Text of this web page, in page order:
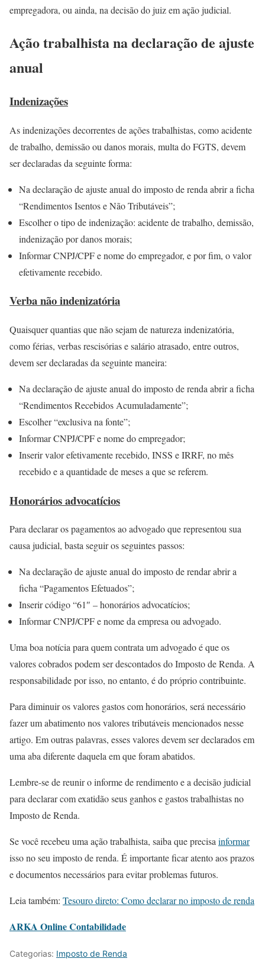
empregadora, ou ainda, na decisão do juiz em ação judicial.
Ação trabalhista na declaração de ajuste
anual
Indenizações
As indenizações decorrentes de ações trabalhistas, como acidente
de trabalho, demissão ou danos morais, multa do FGTS, devem
ser declaradas da seguinte forma:
Na declaração de ajuste anual do imposto de renda abrir a ficha
“Rendimentos Isentos e Não Tributáveis”;
Escolher o tipo de indenização: acidente de trabalho, demissão,
indenização por danos morais;
Informar CNPJ/CPF e nome do empregador, e por fim, o valor
efetivamente recebido.
Verba não indenizatória
Quaisquer quantias que não sejam de natureza indenizatória,
como férias, verbas rescisórias e salário atrasado, entre outros,
devem ser declaradas da seguinte maneira:
Na declaração de ajuste anual do imposto de renda abrir a ficha
“Rendimentos Recebidos Acumuladamente”;
Escolher “exclusiva na fonte”;
Informar CNPJ/CPF e nome do empregador;
Inserir valor efetivamente recebido, INSS e IRRF, no mês
recebido e a quantidade de meses a que se referem.
Honorários advocatícios
Para declarar os pagamentos ao advogado que representou sua
causa judicial, basta seguir os seguintes passos:
Na declaração de ajuste anual do imposto de rendar abrir a
ficha “Pagamentos Efetuados”;
Inserir código “61″ – honorários advocatícios;
Informar CNPJ/CPF e nome da empresa ou advogado.
Uma boa notícia para quem contrata um advogado é que os
valores cobrados podem ser descontados do Imposto de Renda. A
responsabilidade por isso, no entanto, é do próprio contribuinte.
Para diminuir os valores gastos com honorários, será necessário
fazer um abatimento nos valores tributáveis mencionados nesse
artigo. Em outras palavras, esses valores devem ser declarados em
uma aba diferente daquela em que foram abatidos.
Lembre-se de reunir o informe de rendimento e a decisão judicial
para declarar com exatidão seus ganhos e gastos trabalhistas no
Imposto de Renda.
Se você recebeu uma ação trabalhista, saiba que precisainformar
isso no seu imposto de renda. É importante ficar atento aos prazos
e documentos necessários para evitar problemas futuros.
Leia também: Tesouro direto: Como declarar no imposto de renda
ARKA Online Contabilidade
Categorias: Imposto de Renda